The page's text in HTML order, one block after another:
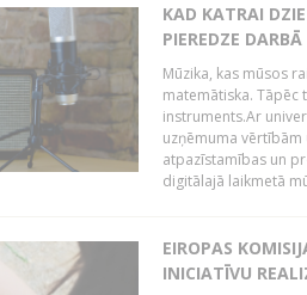
KAD KATRAI
PIEREDZE
Mūzika, kas mūsos
matemātiska. Tāpēc
instruments.Ar
uzņēmuma
atpazīstamības un
digitālajā laikmetā
EIROPAS
INICIATĪVU